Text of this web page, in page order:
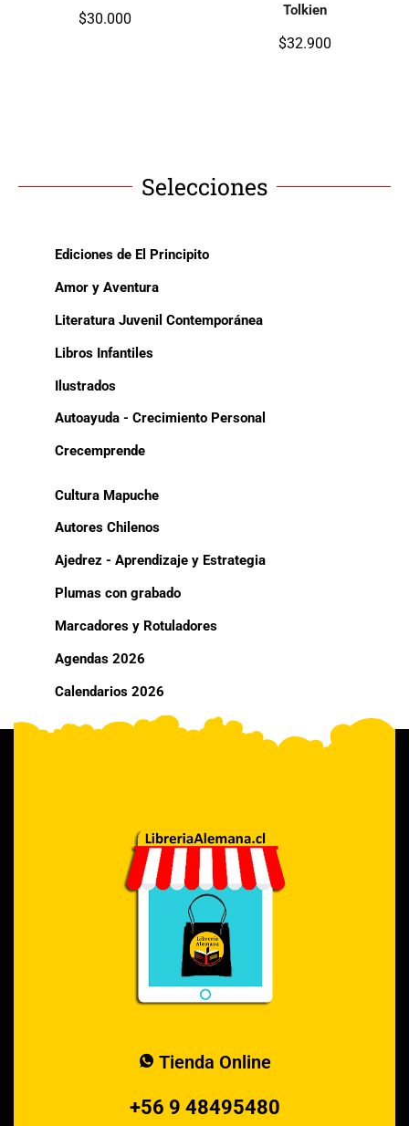
$30.000
Tolkien
$32.900
Selecciones
Ediciones de El Principito
Amor y Aventura
Literatura Juvenil Contemporánea
Libros Infantiles
Ilustrados
Autoayuda - Crecimiento Personal
Crecemprende
Cultura Mapuche
Autores Chilenos
Ajedrez - Aprendizaje y Estrategia
Plumas con grabado
Marcadores y Rotuladores
Agendas 2026
Calendarios 2026
Tienda Online
+56 9 48495480